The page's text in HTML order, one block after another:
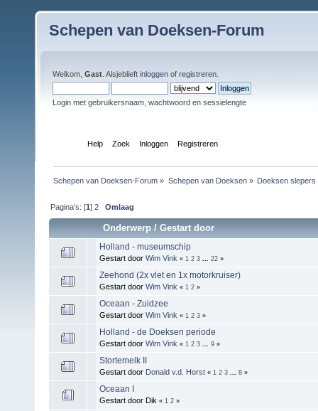
Schepen van Doeksen-Forum
Welkom, Gast . Alsjeblieft inloggen of registreren
Login met gebruikersnaam, wachtwoord en sessielengte
Help Zoek Inloggen Registreren
Schepen van Doeksen-Forum » Schepen van Doeksen» Doeksen slepers
Pagina's: [1]2 Omlaag
Onderwerp /Gestart door
Holland - museumschip
Gestart door Wim Vink « 1 2 3 22 »
Zeehond (2x vlet en 1x motorkruiser)
Gestart door Wim Vink « 1 2 »
Oceaan - Zuidzee
Gestart door Wim Vink « 1 2 3 »
Holland - de Doeksen periode
Gestart door Wim Vink « 1 2 3 9 »
Stortemelk II
Gestart door Donald v.d. Horst « 1 2 3 8 »
Oceaan I
Gestart door Dik « 1 2 »